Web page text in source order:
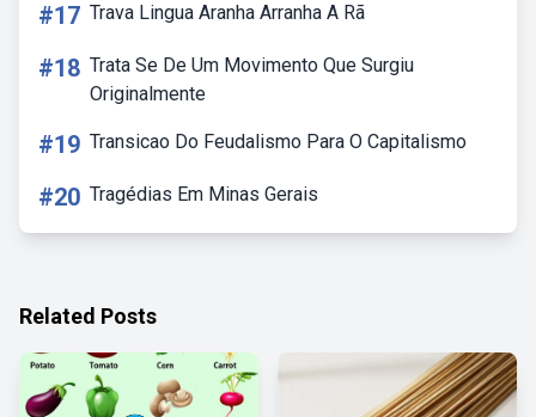
#17 Trava Lingua Aranha Arranha A Rã
#18 Trata Se De Um Movimento Que Surgiu
Originalmente
#19 Transicao Do Feudalismo Para O Capitalismo
#20 Tragédias Em Minas Gerais
Related Posts